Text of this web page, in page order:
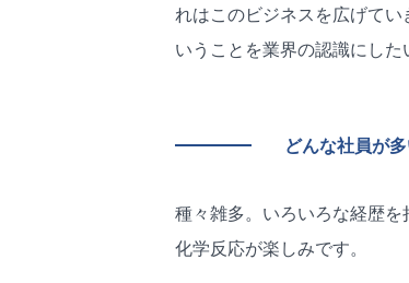
れはこのビジネスを広げて
いうことを業界の認識にした
どんな社員が
種々雑多。いろいろな経歴
化学反応が楽しみです。